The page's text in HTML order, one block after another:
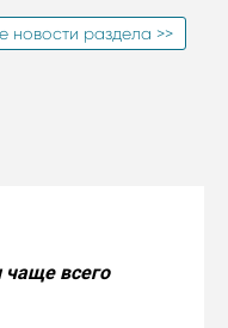
новости раздела >>
всего